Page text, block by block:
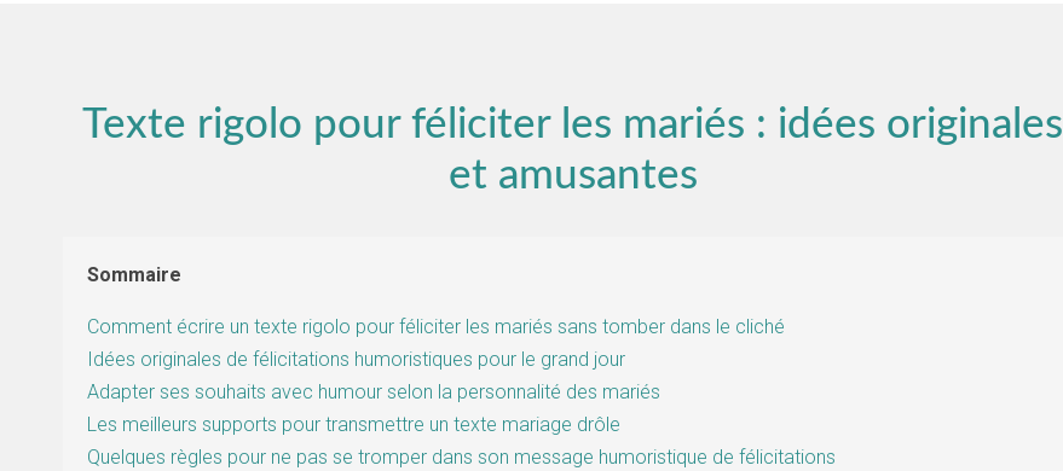
Texte rigolo pour féliciter les mariés : idées originales
et amusantes
Sommaire
Comment écrire un texte rigolo pour féliciter les mariés sans tomber dans le cliché
Idées originales de félicitations humoristiques pour le grand jour
Adapter ses souhaits avec humour selon la personnalité des mariés
Les meilleurs supports pour transmettre un texte mariage drôle
Quelques règles pour ne pas se tromper dans son message humoristique de félicitations